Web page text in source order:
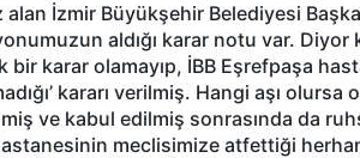
alan İzmir Büyükşehir Belediyesi
aldığı karar notu var. Diyor
bir karar olamayıp, İBB Eşrefpaşa
kararı verilmiş. Hangi aşı olursa
ve kabul edilmiş sonrasında da
meclisimize atfettiği